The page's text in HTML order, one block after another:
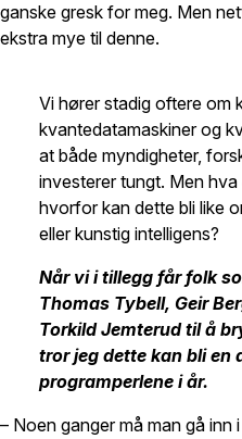
ganske gresk for meg. Men
ekstra mye til denne.
Vi hører stadig oftere om
kvantedatamaskiner og
at både myndigheter,
investerer tungt. Men hva
hvorfor kan dette bli like
eller kunstig intelligens?
Når vi i tillegg får folk
Thomas Tybell, Geir
Torkild Jemterud til å
tror jeg dette kan bli en
programperlene i år.
– Noen ganger må man gå inn